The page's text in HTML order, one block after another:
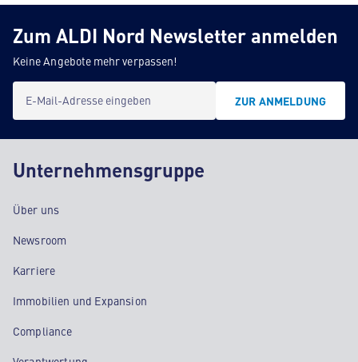
Zum ALDI Nord Newsletter anmelden
Keine Angebote mehr verpassen!
E-Mail-Adresse eingeben ZUR ANMELDUNG
Unternehmensgruppe
Über uns
Newsroom
Karriere
Immobilien und Expansion
Compliance